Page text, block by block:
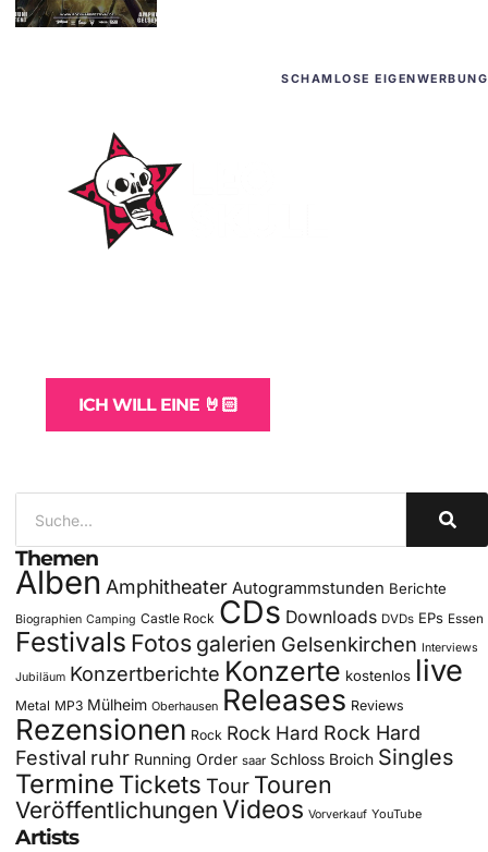
SCHAMLOSE EIGENWERBUNG
ICH WILL EINE 🤘🏻
Themen
Alben Amphitheater Autogrammstunden Berichte
Biographien Camping Castle Rock CDs Downloads DVDs EPs Essen
Festivals Fotos galerien Gelsenkirchen Interviews
Jubiläum Konzertberichte Konzerte kostenlos live
Metal MP3 Mülheim Oberhausen Releases Reviews
Rezensionen Rock Rock Hard Rock Hard
Festival ruhr Running Order saar Schloss Broich Singles
Termine Tickets Tour Touren
Veröffentlichungen Videos Vorverkauf YouTube
Artists